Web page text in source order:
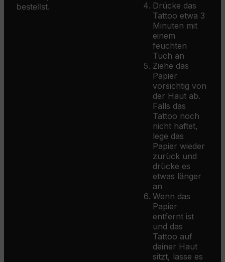
bestellst.
Drücke das
Tattoo etwa 3
Minuten mit
einem
feuchten
Tuch an
Ziehe das
Papier
vorsichtig von
der Haut ab.
Falls das
Tattoo noch
nicht haftet,
lege das
Papier wieder
zurück und
drücke es
etwas länger
an
Wenn das
Papier
entfernt ist
und das
Tattoo auf
deiner Haut
sitzt, lasse es